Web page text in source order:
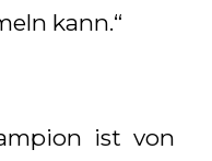
kann.“
ist von